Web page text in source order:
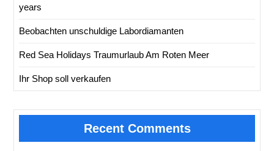
years
Beobachten unschuldige Labordiamanten
Red Sea Holidays Traumurlaub Am Roten Meer
Ihr Shop soll verkaufen
Recent Comments